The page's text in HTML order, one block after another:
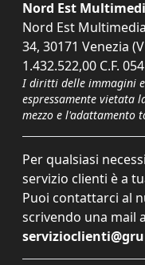
Nord Est
Nord Est
34, 30171 Venezia
1.432.522,00 C.F.
I diritti delle immagini
espressamente vietata
mezzo e l'adattamento
Per qualsiasi
servizio clienti è a
Puoi contattarci al
scrivendo una mail a